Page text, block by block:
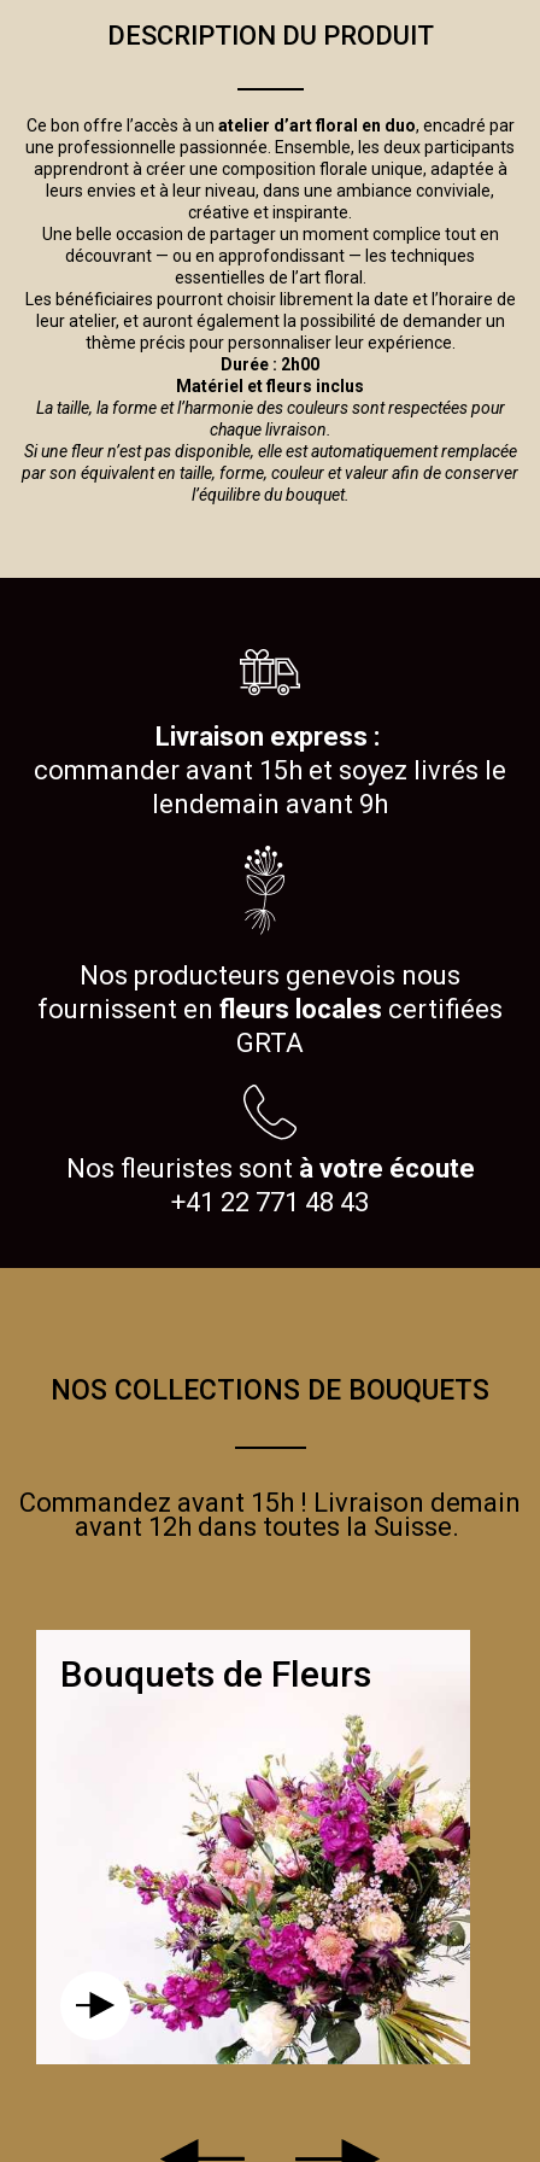
DESCRIPTION DU PRODUIT
Ce bon offre l’accès à un atelier d’art floral en duo, encadré par
une professionnelle passionnée. Ensemble, les deux participants
apprendront à créer une composition florale unique, adaptée à
leurs envies et à leur niveau, dans une ambiance conviviale,
créative et inspirante.
Une belle occasion de partager un moment complice tout en
découvrant — ou en approfondissant — les techniques
essentielles de l’art floral.
Les bénéficiaires pourront choisir librement la date et l’horaire de
leur atelier, et auront également la possibilité de demander un
thème précis pour personnaliser leur expérience.
Durée : 2h00
Matériel et fleurs inclus
La taille, la forme et l’harmonie des couleurs sont respectées pour
chaque livraison.
Si une fleur n’est pas disponible, elle est automatiquement remplacée
par son équivalent en taille, forme, couleur et valeur afin de conserver
l’équilibre du bouquet.
Livraison express :
commander avant 15h et soyez livrés le
lendemain avant 9h
Nos producteurs genevois nous
fournissent en fleurs locales certifiées
GRTA
Nos fleuristes sont à votre écoute
+41 22 771 48 43
NOS COLLECTIONS DE BOUQUETS
Commandez avant 15h ! Livraison demain
avant 12h dans toutes la Suisse.
Bouquets de Fleurs
OFFREZ UN MOMENT PRIVILÉGIÉ À
PARTAGER : UN COURS D’ART
FLORAL EN DUO À GENÈVE !
BIEN PLUS QU’UN SIMPLE CADEAU,
ACCOMPAGNÉ D’UN DÉLICAT